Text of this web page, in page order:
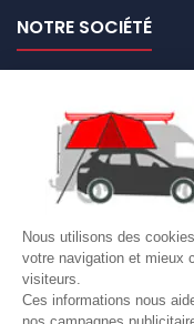
Nous utilisons des
votre navigation et mieux
visiteurs.
Ces informations nous
NOTRE SOCIÉTÉ
VOTRE COMPTE
Site protégé